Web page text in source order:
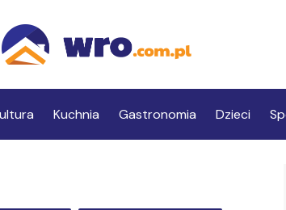
Kuchnia Gastronomia Dzieci